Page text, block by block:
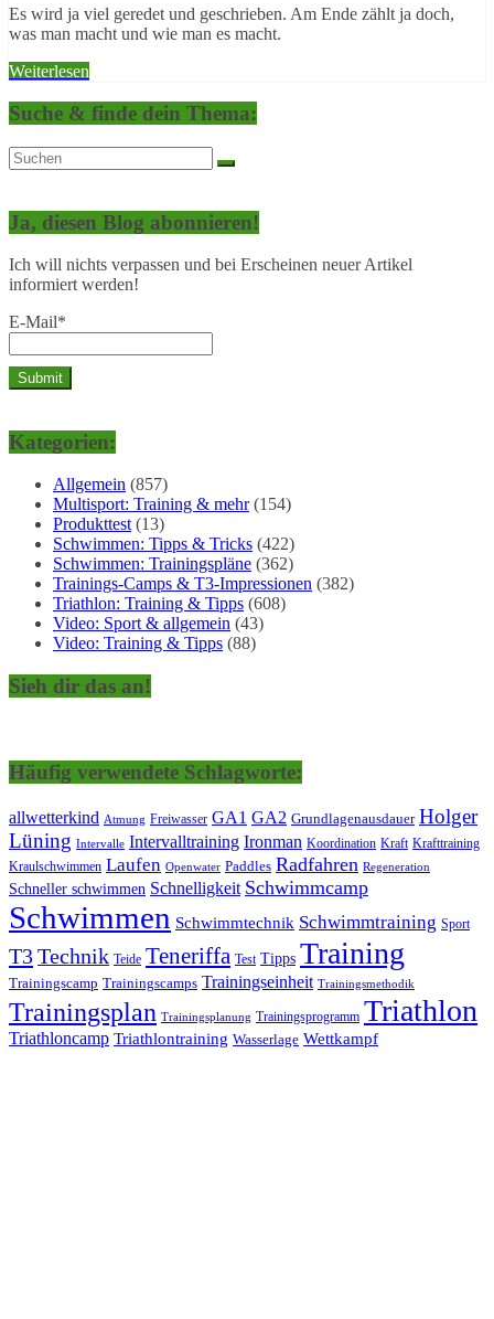
Es wird ja viel geredet und geschrieben. Am Ende zählt ja doch,
was man macht und wie man es macht.
Weiterlesen
Suche & finde dein Thema:
Ja, diesen Blog abonnieren!
Ich will nichts verpassen und bei Erscheinen neuer Artikel
informiert werden!
E-Mail*
Kategorien:
Allgemein (857)
Multisport: Training & mehr(154)
Produkttest(13)
Schwimmen: Tipps & Tricks (422)
Schwimmen: Trainingspläne (362)
Trainings-Camps & T3-Impressionen (382)
Triathlon: Training & Tipps (608)
Video: Sport & allgemein (43)
Video: Training & Tipps (88)
Sieh dir das an!
Häufig verwendete Schlagworte:
allwetterkind Atmung Freiwasser GA1 GA2 Grundlagenausdauer Holger
Lüning Intervalle Intervalltraining Ironman Koordination Kraft Krafttraining
Kraulschwimmen Laufen Openwater Paddles Radfahren Regeneration
Schneller schwimmen Schnelligkeit Schwimmcamp
Schwimmen Schwimmtechnik Schwimmtraining Sport
T3Technik Teide Teneriffa Test Tipps Training
Trainingscamp Trainingscamps Trainingseinheit Trainingsmethodik
Trainingsplan Trainingsplanung Trainingsprogramm Triathlon
Triathloncamp Triathlontraining Wasserlage Wettkampf